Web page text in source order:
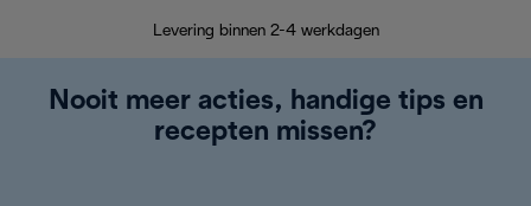
Levering binnen 2-4 werkdagen
Nooit meer acties, handige tips en
recepten missen?